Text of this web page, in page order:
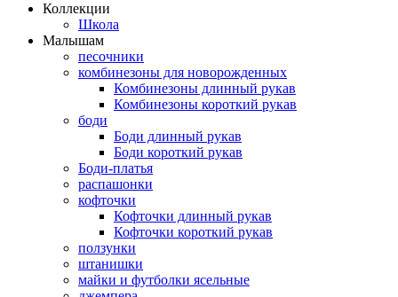
Коллекции
Школа
Малышам
песочники
комбинезоны для новорожденных
Комбинезоны длинный рукав
Комбинезоны короткий рукав
боди
Боди длинный рукав
Боди короткий рукав
Боди-платья
распашонки
кофточки
Кофточки длинный рукав
Кофточки короткий рукав
ползунки
штанишки
майки и футболки ясельные